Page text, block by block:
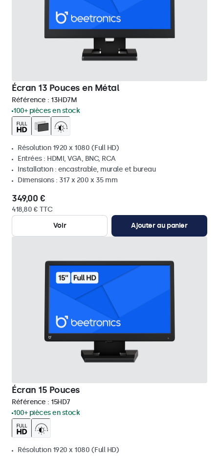
Écran 13 Pouces en Métal
Référence : 13HD7M
100+ pièces en stock
Résolution 1920 x 1080 (Full HD)
Entrées : HDMI, VGA, BNC, RCA
Installation : encastrable, murale et bureau
Dimensions : 317 x 200 x 35 mm
349,00 €
418,80 € TTC
Voir
Ajouter au panier
Écran 15 Pouces
Référence : 15HD7
100+ pièces en stock
Résolution 1920 x 1080 (Full HD)